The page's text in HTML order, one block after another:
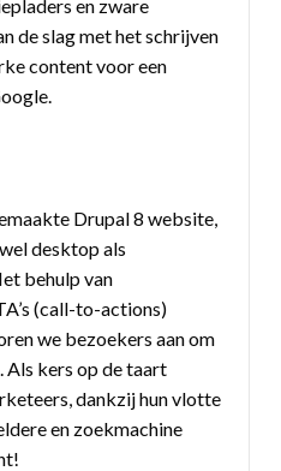
en zware
de slag met het schrijven
content voor een
Drupal 8 website,
desktop als
behulp van
(call-to-actions)
we bezoekers aan om
Als kers op de taart
dankzij hun vlotte
en zoekmachine